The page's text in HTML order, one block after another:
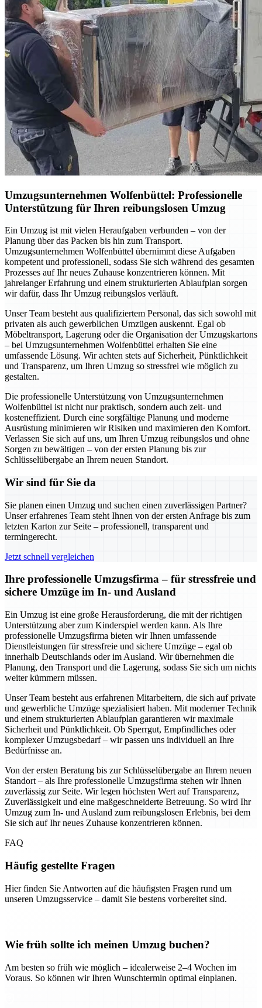
Umzugsunternehmen Wolfenbüttel: Professionelle
Unterstützung für Ihren reibungslosen Umzug
Ein Umzug ist mit vielen Heraufgaben verbunden – von der
Planung über das Packen bis hin zum Transport.
Umzugsunternehmen Wolfenbüttel übernimmt diese Aufgaben
kompetent und professionell, sodass Sie sich während des gesamten
Prozesses auf Ihr neues Zuhause konzentrieren können. Mit
jahrelanger Erfahrung und einem strukturierten Ablaufplan sorgen
wir dafür, dass Ihr Umzug reibungslos verläuft.
Unser Team besteht aus qualifiziertem Personal, das sich sowohl mit
privaten als auch gewerblichen Umzügen auskennt. Egal ob
Möbeltransport, Lagerung oder die Organisation der Umzugskartons
– bei Umzugsunternehmen Wolfenbüttel erhalten Sie eine
umfassende Lösung. Wir achten stets auf Sicherheit, Pünktlichkeit
und Transparenz, um Ihren Umzug so stressfrei wie möglich zu
gestalten.
Die professionelle Unterstützung von Umzugsunternehmen
Wolfenbüttel ist nicht nur praktisch, sondern auch zeit- und
kosteneffizient. Durch eine sorgfältige Planung und moderne
Ausrüstung minimieren wir Risiken und maximieren den Komfort.
Verlassen Sie sich auf uns, um Ihren Umzug reibungslos und ohne
Sorgen zu bewältigen – von der ersten Planung bis zur
Schlüsselübergabe an Ihrem neuen Standort.
Wir sind für Sie da
Sie planen einen Umzug und suchen einen zuverlässigen Partner?
Unser erfahrenes Team steht Ihnen von der ersten Anfrage bis zum
letzten Karton zur Seite – professionell, transparent und
termingerecht.
Jetzt schnell vergleichen
Ihre professionelle Umzugsfirma – für stressfreie und
sichere Umzüge im In- und Ausland
Ein Umzug ist eine große Herausforderung, die mit der richtigen
Unterstützung aber zum Kinderspiel werden kann. Als Ihre
professionelle Umzugsfirma bieten wir Ihnen umfassende
Dienstleistungen für stressfreie und sichere Umzüge – egal ob
innerhalb Deutschlands oder im Ausland. Wir übernehmen die
Planung, den Transport und die Lagerung, sodass Sie sich um nichts
weiter kümmern müssen.
Unser Team besteht aus erfahrenen Mitarbeitern, die sich auf private
und gewerbliche Umzüge spezialisiert haben. Mit moderner Technik
und einem strukturierten Ablaufplan garantieren wir maximale
Sicherheit und Pünktlichkeit. Ob Sperrgut, Empfindliches oder
komplexer Umzugsbedarf – wir passen uns individuell an Ihre
Bedürfnisse an.
Von der ersten Beratung bis zur Schlüsselübergabe an Ihrem neuen
Standort – als Ihre professionelle Umzugsfirma stehen wir Ihnen
zuverlässig zur Seite. Wir legen höchsten Wert auf Transparenz,
Zuverlässigkeit und eine maßgeschneiderte Betreuung. So wird Ihr
Umzug zum In- und Ausland zum reibungslosen Erlebnis, bei dem
Sie sich auf Ihr neues Zuhause konzentrieren können.
FAQ
Häufig gestellte Fragen
Hier finden Sie Antworten auf die häufigsten Fragen rund um
unseren Umzugsservice – damit Sie bestens vorbereitet sind.
Wie früh sollte ich meinen Umzug buchen?
Am besten so früh wie möglich – idealerweise 2–4 Wochen im
Voraus. So können wir Ihren Wunschtermin optimal einplanen.